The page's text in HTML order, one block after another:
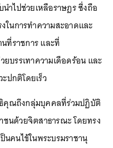
ไปช่วยเหลือราษฎร ซึ่งถือ
นการทำความสะอาดและ
ที่ราชการ และที่
บรรเทาความเดือดร้อน และ
ปกติโดยเร็ว
คุณถึงกลุ่มบุคคลที่ร่วมปฏิบัติ
นด้วยจิตสาธารณะ โดยทรง
นคนไข้ในพระบรมราชานุ